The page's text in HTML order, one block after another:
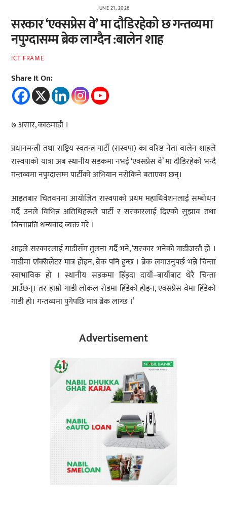
JUNE 21, 2026
सरकार ‘एक्सप्रेस वे’ मा दौडिरहेको छ गन्तव्यमा
नपुग्दासम्म ब्रेक लाग्दैन :बालेन शाह
ICT FRAME
Share It On:
७ असार, काठमाडौं ।
प्रधानमन्त्री तथा राष्ट्रिय स्वतन्त्र पार्टी (रास्वपा) का वरिष्ठ नेता बालेन शाहले
रास्वपाको यात्रा अब स्थानीय सडकमा नभई ‘एक्सप्रेस वे’ मा दौडिरहेको भन्दै
गन्तव्यमा नपुग्दासम्म पार्टीको अभियान नरोकिने बताएका छन्।
आइतबार चितवनमा आयोजित रास्वपाको प्रथम महाधिवेशनलाई सम्बोधन
गर्दै उनले विभिन्न अतिथिहरूले पार्टी र सरकारलाई दिएको सुझाव तथा
चिन्ताप्रति धन्यवाद व्यक्त गरे ।
शाहले सरकारलाई गाडीसँग तुलना गर्दै भने, ‘सरकार भनेको गाडीजस्तै हो ।
गाडीमा एक्सिलेटर मात्र होइन, ब्रेक पनि हुन्छ । ब्रेक लगाउनुपर्छ भन्ने चिन्ता
स्वाभाविक हो । स्थानीय सडकमा हिँड्दा दायाँ–बायाँबाट धेरै चिन्ता
आउँछन्। तर हाम्रो गाडी लोकल रोडमा हिँडेको होइन, एक्सप्रेस वेमा हिँडेको
गाडी हो। गन्तव्यमा पुगेपछि मात्र ब्रेक लाग्छ ।’
Advertisement